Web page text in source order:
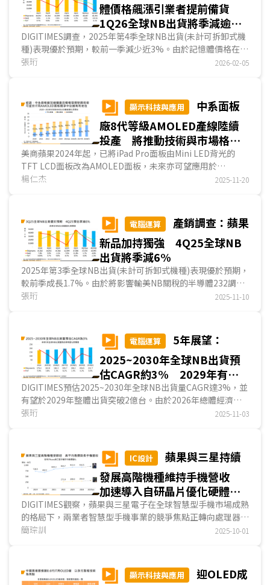
體價格飆漲引業者提前備貨
1Q26全球NB出貨將季減逾
13%
DIGITIMES調查，2025年第4季全球NB出貨(未計可拆卸式機
種)表現優於預期，較前一季減少近3%。由於記憶體價格在第
4季大幅度上漲，且漲勢將延續至2026年，因此大部分NB品
為造成第4季NB出貨衰退幅度較預期減少的因素。2025全年
全球NB出貨量達1億8,353台，與2024年相比將成長4.6%。...
張珩 2026-02-05
顯示科技與應用
中系面板
廠8代等級AMOLED產線陸續
投產 將推動技術與市場格局
轉變
美商蘋果2024年起，已將iPad Pro面板由Mini LED背光的
TFT LCD面板改為AMOLED面板，未來亦可望應用於
MacBook、iPad mini等產品，非蘋業者亦有機會跟進。
信諾則透過引進新興AMOLED生產技術設置8.6代產線，因
此，DIGITIMES預測，若不計WOLED、QD-OLED產能，
2027年中系AMOLED面板產能可望超越韓廠...
楊仁杰 2025-11-20
電腦運算
產銷調查：蘋果
新品加持獨強 4Q25全球NB
出貨將季減6%
2025年第3季全球NB出貨(未計可拆卸式機種)表現優於預期，
較前季成長1.7%。由於將影響輸美NB關稅的半導體232調
查，在第3季結束後，仍未發布結果，因此，各大品牌業者遂
業者也因關稅不確定性影響，拉貨動能較往年強勁，因此第3
季出貨增幅不如往年。...
張珩 2025-11-10
電腦運算
5年展望：
2025~2030年全球NB出貨預
估CAGR約3% 2029年有望
突破2億台
DIGITIMES預估2025~2030年全球NB出貨量CAGR達3%，並
有望於2029年整體出貨突破2億台。由於2026年總體經濟恐
趨緩，以及關稅及通膨導致價格上漲，皆將影響出貨成...
張珩 2025-11-03
IC設計
蘋果與三星持續
發展高階機種維持手機營收
加速導入自研晶片優化硬體毛
利
DIGITIMES觀察，蘋果與三星電子在全球智慧型手機市場成熟
的格局下，兩業者智慧型手機事業的競爭焦點正轉向處理器效
能、AI體驗與生態系建構，而為順應消費者對高階手...
簡琮訓 2025-10-01
顯示科技與應用
迎OLED成